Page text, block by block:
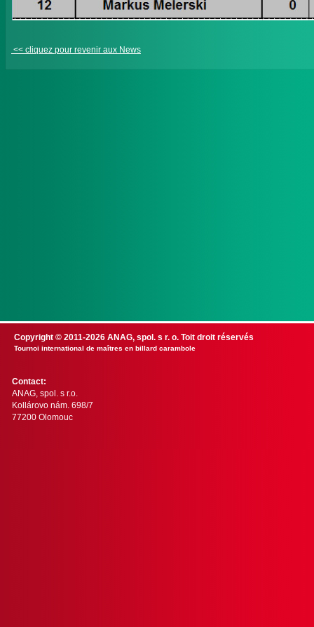
<< cliquez pour revenir aux News
Copyright © 2011-2026 ANAG, spol. s r. o. Toit droit réservés
Tournoi international de maîtres en billard carambole
Contact:
ANAG, spol. s r.o.
Kollárovo nám. 698/7
77200 Olomouc